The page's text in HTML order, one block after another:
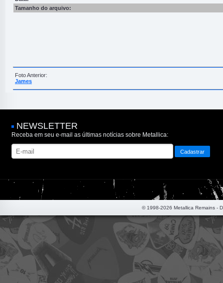
Tamanho do arquivo:
Foto Anterior:
James
NEWSLETTER
Receba em seu e-mail as últimas notícias sobre Metallica:
© 1998-2026 Metallica Remains -